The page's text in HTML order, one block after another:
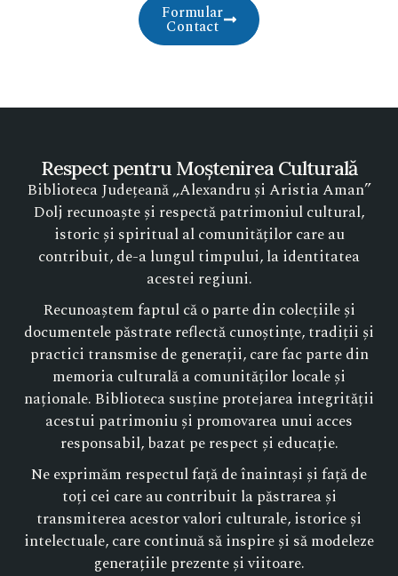
Formular
Contact
Respect pentru Moștenirea Culturală
Biblioteca Județeană „Alexandru și Aristia Aman”
Dolj recunoaște și respectă patrimoniul cultural,
istoric și spiritual al comunităților care au
contribuit, de-a lungul timpului, la identitatea
acestei regiuni.
Recunoaștem faptul că o parte din colecțiile și
documentele păstrate reflectă cunoștințe, tradiții și
practici transmise de generații, care fac parte din
memoria culturală a comunităților locale și
naționale. Biblioteca susține protejarea integrității
acestui patrimoniu și promovarea unui acces
responsabil, bazat pe respect și educație.
Ne exprimăm respectul față de înaintași și față de
toți cei care au contribuit la păstrarea și
transmiterea acestor valori culturale, istorice și
intelectuale, care continuă să inspire și să modeleze
generațiile prezente și viitoare.